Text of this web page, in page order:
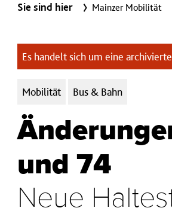
Sie sind hier Mainzer Mobilität
Es handelt sich um eine
Kategorien:
Mobilität Bus & Bahn
und 74
Neue